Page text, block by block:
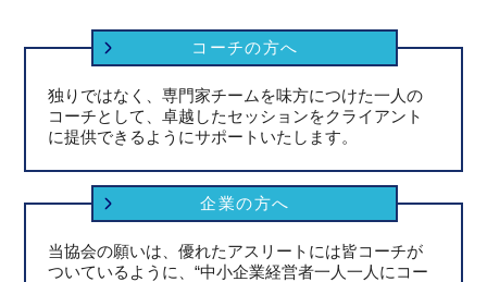
コーチの方へ
独りではなく、専門家チームを味方につけた一人の
コーチとして、卓越したセッションをクライアント
に提供できるようにサポートいたします。
企業の方へ
当協会の願いは、優れたアスリートには皆コーチが
ついているように、“中小企業経営者一人一人にコー